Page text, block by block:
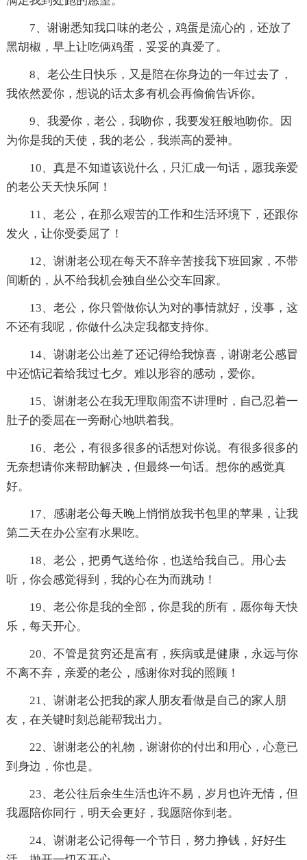
7、谢谢悉知我口味的老公，鸡蛋是流心的，还放了
黑胡椒，早上让吃俩鸡蛋，妥妥的真爱了。
8、老公生日快乐，又是陪在你身边的一年过去了，
我依然爱你，想说的话太多有机会再偷偷告诉你。
9、我爱你，老公，我吻你，我要发狂般地吻你。因
为你是我的天使，我的老公，我崇高的爱神。
10、真是不知道该说什么，只汇成一句话，愿我亲爱
的老公天天快乐阿！
11、老公，在那么艰苦的工作和生活环境下，还跟你
发火，让你受委屈了！
12、谢谢老公现在每天不辞辛苦接我下班回家，不带
间断的，从不给我机会独自坐公交车回家。
13、老公，你只管做你认为对的事情就好，没事，这
不还有我呢，你做什么决定我都支持你。
14、谢谢老公出差了还记得给我惊喜，谢谢老公感冒
中还惦记着给我过七夕。难以形容的感动，爱你。
15、谢谢老公在我无理取闹蛮不讲理时，自己忍着一
肚子的委屈在一旁耐心地哄着我。
16、老公，有很多很多的话想对你说。有很多很多的
无奈想请你来帮助解决，但最终一句话。想你的感觉真
好。
17、感谢老公每天晚上悄悄放我书包里的苹果，让我
第二天在办公室有水果吃。
18、老公，把勇气送给你，也送给我自己。用心去
听，你会感觉得到，我的心在为而跳动！
19、老公你是我的全部，你是我的所有，愿你每天快
乐，每天开心。
20、不管是贫穷还是富有，疾病或是健康，永远与你
不离不弃，亲爱的老公，感谢你对我的照顾！
21、谢谢老公把我的家人朋友看做是自己的家人朋
友，在关键时刻总能帮我出力。
22、谢谢老公的礼物，谢谢你的付出和用心，心意已
到身边，你也是。
23、老公往后余生生活也许不易，岁月也许无情，但
我愿陪你同行，明天会更好，我愿陪你到老。
24、谢谢老公记得每一个节日，努力挣钱，好好生